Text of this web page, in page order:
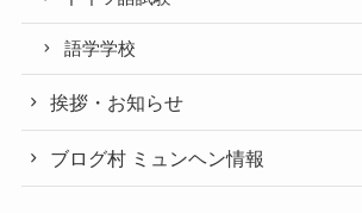
語学学校
挨拶・お知らせ
ブログ村 ミュンヘン情報